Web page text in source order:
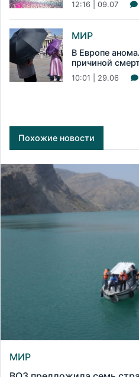
12:16 | 09.07
МИР
В Европе
причиной
10:01 | 29.06
Похожие новости
МИР